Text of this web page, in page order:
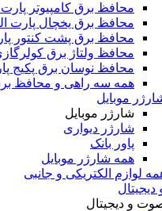
محافظ برق کامپیوتر پارت الکتریک 4
محافظ برق یخچال پارت الکتریک 2
محافظ برق پشت کنتور
محافظ ولتاژ برق
محافظ نوسان برق پکیج
همه سه راهی و محافظ
موبایل
شارژر موبایل
شارژر دیواری
پاور بانک
همه شارژر موبایل
لوازم الکتریکی و جانبی
و دیجیتال